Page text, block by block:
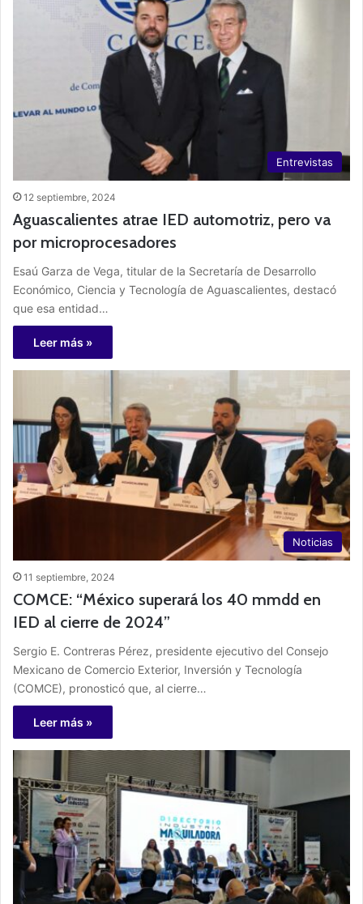
Entrevistas
12 septiembre, 2024
Aguascalientes atrae IED automotriz, pero va
por microprocesadores
Esaú Garza de Vega, titular de la Secretaría de Desarrollo
Económico, Ciencia y Tecnología de Aguascalientes, destacó
que esa entidad…
Leer más »
Noticias
11 septiembre, 2024
COMCE: “México superará los 40 mmdd en
IED al cierre de 2024”
Sergio E. Contreras Pérez, presidente ejecutivo del Consejo
Mexicano de Comercio Exterior, Inversión y Tecnología
(COMCE), pronosticó que, al cierre…
Leer más »